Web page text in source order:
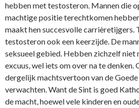
hebben met testosteron. Mannen die
machtige positie terechtkomen
maakt hen succesvolle carrièretijgers.
testosteron ook een keerzijde. De
seksueel gebied. Hebben zichzelf niet
excuus, wel iets om over na te denken.
dergelijk machtsvertoon van de
verwachten. Want de Sint is goed
de macht, hoewel vele kinderen en